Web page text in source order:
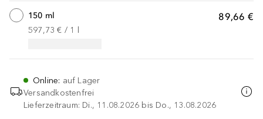
89,66 €
150 ml
597,73 € / 1
Online: auf Lager
Versandkostenfrei
Lieferzeitraum: Di., 11.08.2026 bis Do., 13.08.2026